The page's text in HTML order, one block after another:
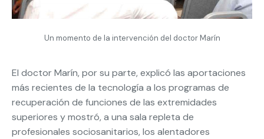
Un momento de la intervención del doctor Marín
El doctor Marín, por su parte, explicó las aportaciones
más recientes de la tecnología a los programas de
recuperación de funciones de las extremidades
superiores y mostró, a una sala repleta de
profesionales sociosanitarios, los alentadores